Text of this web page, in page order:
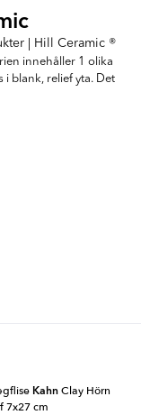
| Hill Ceramic ®
innehåller 1 olika
i blank, relief yta. Det
KahnClay Hörn
7x27 cm